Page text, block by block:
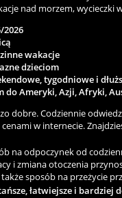
nad morzem,
2026
wakacje
dzieciom
tygodniowe i
do Ameryki, Azji, Afryki,
dobre. Codziennie
w internecie.
na odpoczynek od
i zmiana otoczenia
sposób na przeżycie
łatwiejsze i bardziej